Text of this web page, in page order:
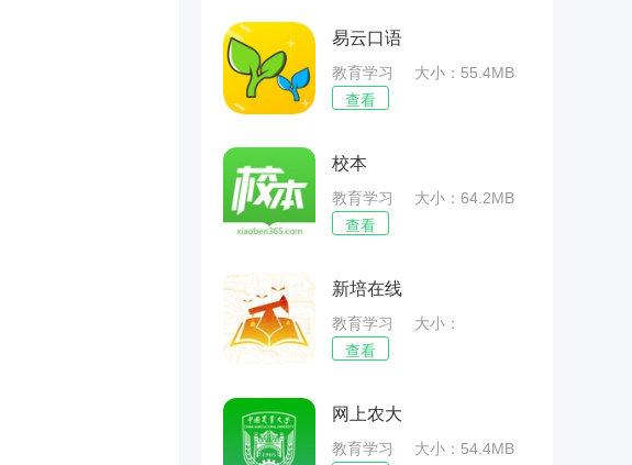
易云口语
教育学习
大小：55.4MB
查看
校本
教育学习
大小：64.2MB
查看
新培在线
教育学习
大小：
64.53MB
查看
网上农大
教育学习
大小：54.4MB